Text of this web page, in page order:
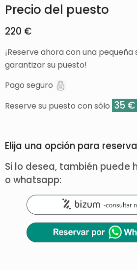
Precio del puesto
220 €
¡Reserve ahora con una pequeña
garantizar su puesto!
Pago seguro
Reserve su puesto con sólo 35 €
Elija una opción para
Si lo desea, también puede
o whatsapp: